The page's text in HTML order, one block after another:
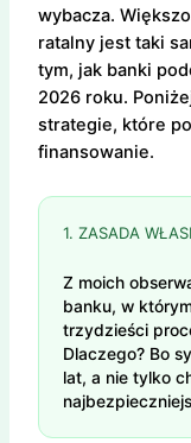
wybacza.
ratalny jest taki
tym, jak banki
2026 roku.
strategie, które
finansowanie.
1. ZASADA
Z moich
banku, w
trzydzieści
Dlaczego? Bo
lat, a nie tylko